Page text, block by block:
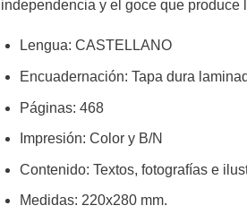
independencia y el goce que produce
Lengua: CASTELLANO
Encuadernación: Tapa dura
Páginas: 468
Impresión: Color y B/N
Contenido: Textos, fotografías e
Medidas: 220x280 mm.